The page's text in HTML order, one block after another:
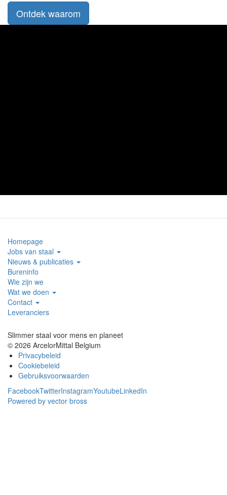
Ontdek waarom
Homepage
Jobs van staal
Nieuws & publicaties
Bureninfo
Wie zijn we
Wat we doen
Contact
Leveranciers
Slimmer staal voor mens en planeet
© 2026 ArcelorMittal Belgium
Privacybeleid
Cookiebeleid
Gebruiksvoorwaarden
FacebookTwitterInstagramYoutubeLinkedIn
Powered by vector bross